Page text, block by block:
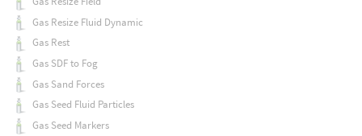
Gas Resize Fluid Dynamic
Gas Rest
Gas SDF to Fog
Gas Sand Forces
Gas Seed Fluid Particles
Gas Seed Markers